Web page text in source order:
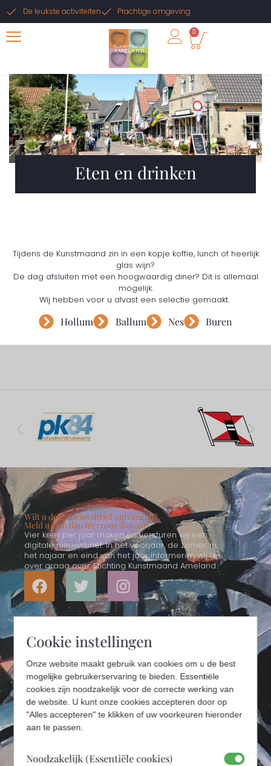
De leukste activiteiten Prachtige omgeving
0
Eten en drinken
Tijdens de Kunstmaand zin in een kopje koffie, lunch of heerlijk
glas wijn?
De dag afsluiten met een hoogwaardig diner? Dit is allemaal
mogelijk.
Wij hebben voor u alvast een selectie gemaakt.
Hollum Ballum Nes Buren
Wilt u deze nieuwsbrief ontvangen?
Meld u zich dan hiervoor dan aan.
Vier keer per jaar maken en versturen wij een
digitale nieuwsbrief. In het voorjaar, de zomer, in
het najaar en eind van het jaar informeren wij u
over graag over Stichting Kunstmaand Ameland.
Cookie instellingen
Onze website maakt gebruik van cookies om u de best
mogelijke gebruikerservaring te bieden. Essentiële
cookies zijn noodzakelijk voor de correcte werking van
de website. U kunt onze cookies accepteren door op
"Alles accepteren" te klikken of uw voorkeuren hieronder
aan te passen.
Noodzakelijk (Essentiële cookies)